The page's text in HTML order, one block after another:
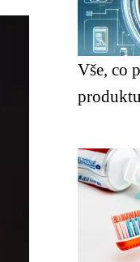
Vše, co